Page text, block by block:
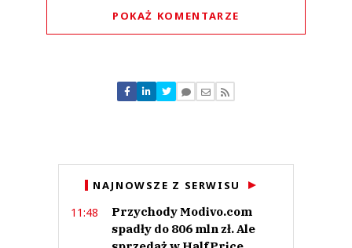
POKAŻ KOMENTARZE
Nie znaleziono komentarzy
Zostaw swoje komentarze
NAJNOWSZE Z SERWISU
11:48
Przychody Modivo.com
spadły do 806 mln zł. Ale